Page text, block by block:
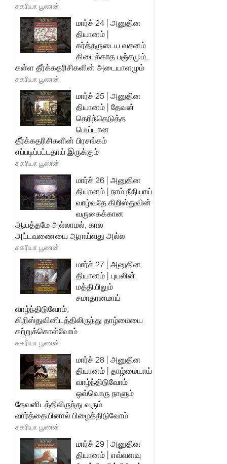
சகரியா பூணன்
மார்ச் 24 | அனுதின
தியானம் |
கர்த்தருடைய வசனம்
கிடைக்காத பஞ்சமும்,
கள்ள தீர்க்கதரிசிகளின் அடையாளமும்
சகரியா பூணன்
மார்ச் 25 | அனுதின
தியானம் | தேவன்
தெரிந்தெடுத்த
மெய்யான
தீர்க்கதரிசிகளின் பிரசங்கம்
எப்படிப்பட்டதாய் இருக்கும்
சகரியா பூணன்
மார்ச் 26 | அனுதின
தியானம் | நாம் நீதியாய்
வாழ்வதே கிறிஸ்துவின்
வருகைக்கான
ஆயத்தமே அல்லாமல், கால
அட்டவணையை ஆராய்வது அல்ல
சகரியா பூணன்
மார்ச் 27 | அனுதின
தியானம் | புயலின்
மத்தியிலும்
சமாதானமாய்
வாழ்ந்திடுவோம்,
கிறிஸ்துவினிடத்திலிருந்து தாழ்மையை
கற்றுக்கொள்வோம்
சகரியா பூணன்
மார்ச் 28 | அனுதின
தியானம் | தாழ்மையாய்
வாழ்ந்திடுவோம்
ஒவ்வொரு நாளும்
தேவனிடத்திலிருந்து வரும்
வார்த்தையினால் பிழைத்திடுவோம்
சகரியா பூணன்
மார்ச் 29 | அனுதின
தியானம் | எவ்வளவு